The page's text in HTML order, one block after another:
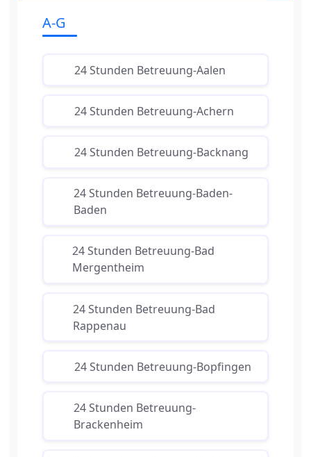
A-G
24 Stunden Betreuung-Aalen
24 Stunden Betreuung-Achern
24 Stunden Betreuung-Backnang
24 Stunden Betreuung-Baden-
Baden
24 Stunden Betreuung-Bad
Mergentheim
24 Stunden Betreuung-Bad
Rappenau
24 Stunden Betreuung-Bopfingen
24 Stunden Betreuung-
Brackenheim